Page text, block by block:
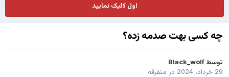
اول کلیک نمایید
چه کسی بهت صدمه زده؟
توسط Black_wolf
29 خرداد، 2024
در متفرقه